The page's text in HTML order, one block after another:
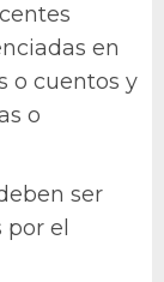
en
o cuentos y
o
ser
el